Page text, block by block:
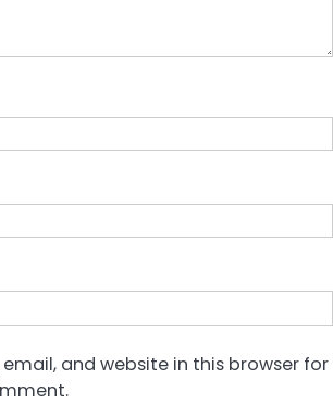
and website in this browser for